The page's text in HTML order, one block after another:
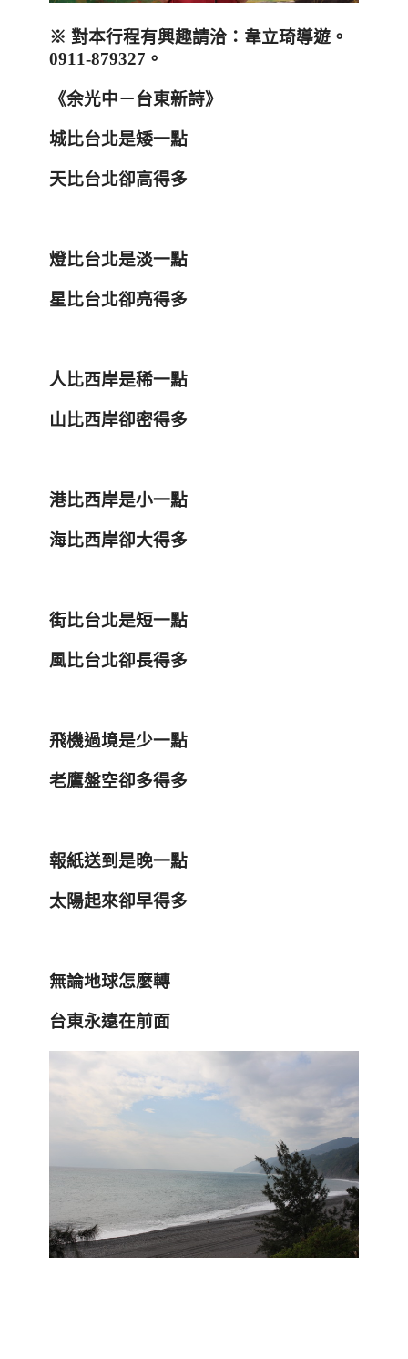
※ 對本行程有興趣請洽 ：韋立琦導遊。
0911-879327。
《余光中－台東新詩》
城比台北是矮一點
天比台北卻高得多
燈比台北是淡一點
星比台北卻亮得多
人比西岸是稀一點
山比西岸卻密得多
港比西岸是小一點
海比西岸卻大得多
街比台北是短一點
風比台北卻長得多
飛機過境是少一點
老鷹盤空卻多得多
報紙送到是晚一點
太陽起來卻早得多
無論地球怎麼轉
台東永遠在前面